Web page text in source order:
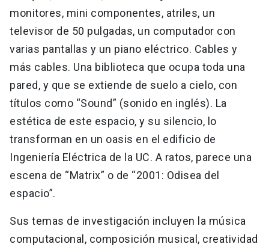
monitores, mini componentes, atriles, un
televisor de 50 pulgadas, un computador con
varias pantallas y un piano eléctrico. Cables y
más cables. Una biblioteca que ocupa toda una
pared, y que se extiende de suelo a cielo, con
títulos como “Sound” (sonido en inglés). La
estética de este espacio, y su silencio, lo
transforman en un oasis en el edificio de
Ingeniería Eléctrica de la UC. A ratos, parece una
escena de “Matrix” o de “2001: Odisea del
espacio”.
Sus temas de investigación incluyen la música
computacional, composición musical, creatividad